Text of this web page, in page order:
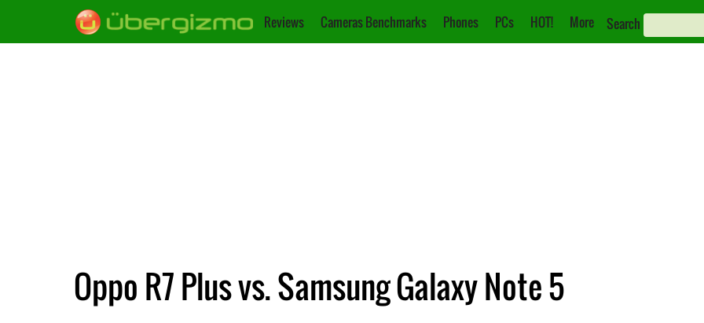
Reviews Cameras Benchmarks Phones PCs HOT! More Search
Oppo R7 Plus vs. Samsung Galaxy Note 5